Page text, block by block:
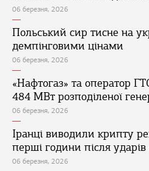
06 березня, 2026
Польський сир тисне на
демпінговими цінами
06 березня, 2026
«Нафтогаз» та оператор
484 МВт розподіленої
06 березня, 2026
Іранці виводили крипту
перші години після ударів
06 березня, 2026